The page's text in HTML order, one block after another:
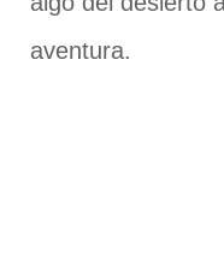
aventura.